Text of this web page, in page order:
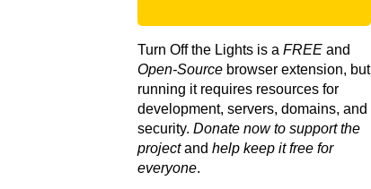
Turn Off the Lights is a FREE and
Open-Source browser extension, but
running it requires resources for
development, servers, domains, and
security. Donate now to support the
projectand help keep it free for
everyone.